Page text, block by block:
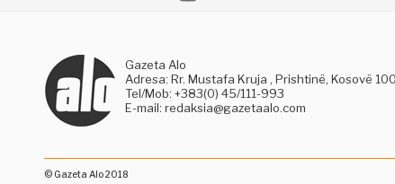
Gazeta Alo
Adresa: Rr. Mustafa Kruja , Prishtinë, Kosovë
Tel/Mob: +383(0) 45/111-993
E-mail: redaksia@gazetaalo.com
© Gazeta Alo 2018